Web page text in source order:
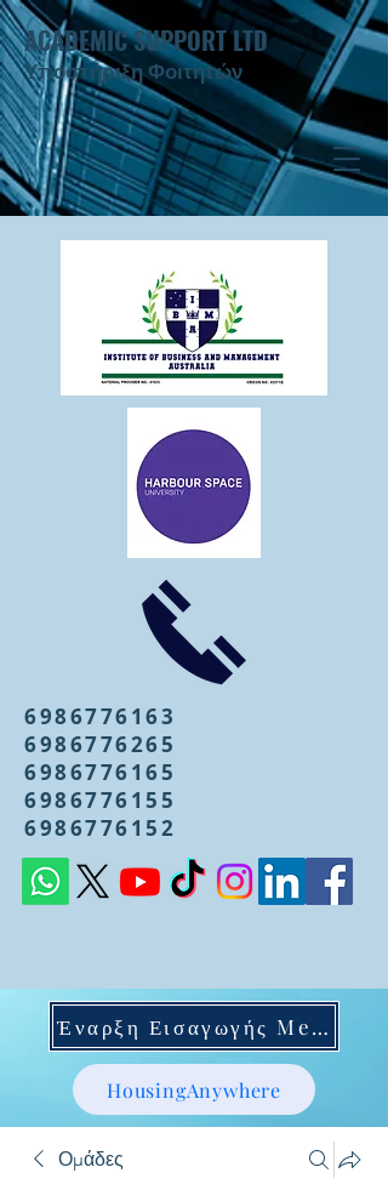
6986776163
6986776265
6986776165
6986776155
6986776152
ACADEMIC SUPPORT LTD
Υποστήριξη Φοιτητών ​
Έναρξη Εισαγωγής Mentoring
HousingAnywhere
Ομάδες